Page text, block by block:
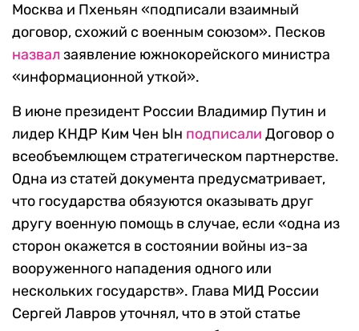
Москва и Пхеньян «подписали взаимный
договор, схожий с военным союзом». Песков
назвал заявление южнокорейского министра
«информационной уткой».
В июне президент России Владимир Путин и
лидер КНДР Ким Чен Ын подписали Договор о
всеобъемлющем стратегическом партнерстве.
Одна из статей документа предусматривает,
что государства обязуются оказывать друг
другу военную помощь в случае, если «одна из
сторон окажется в состоянии войны из-за
вооруженного нападения одного или
нескольких государств». Глава МИД России
Сергей Лавров уточнял, что в этой статье